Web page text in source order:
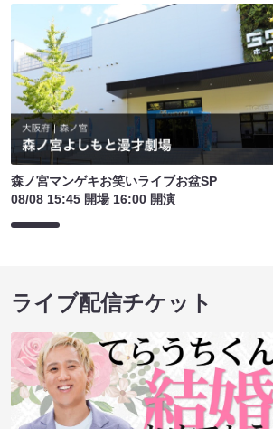
森ノ宮マンゲキお笑いライブお盆SP
08/08 15:45 開場 16:00 開演
ライブ配信チケット